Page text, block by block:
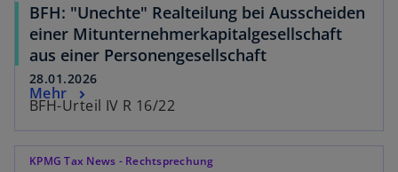
BFH: "Unechte" Realteilung bei Ausscheiden
einer Mitunternehmerkapitalgesellschaft
aus einer Personengesellschaft
28.01.2026
BFH-Urteil IV R 16/22
Mehr
KPMG Tax News - Rechtsprechung